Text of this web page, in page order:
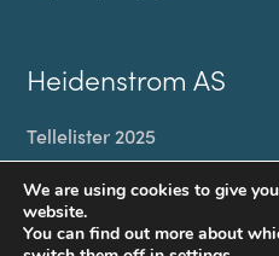
Heidenstrom AS
Tellelister 2025
Til kassen
We are using cookies to give
website.
You can find out more about